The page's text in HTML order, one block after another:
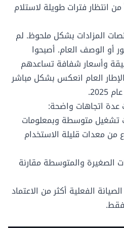
انتظار فترات طويلة لاستلام
المزادات بشكل ملحوظ. لم
أو الوصف العام. أصبحوا
وأسعار شفافة تساعدهم
العام انعكس بشكل مباشر
عدة اتجاهات واضحة:
تشغيل متوسطة وبمعلومات
معدات قليلة الاستخدام
الصغيرة والمتوسطة مقارنة
الفعلية أكثر من الاعتماد
فقط.